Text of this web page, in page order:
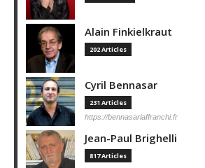
Alain Finkielkraut
202 Articles
Cyril Bennasar
231 Articles
https://bennasarlaffranchi.fr
Jean-Paul Brighelli
817 Articles